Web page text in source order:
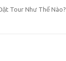
Tour Như Thế Nào?